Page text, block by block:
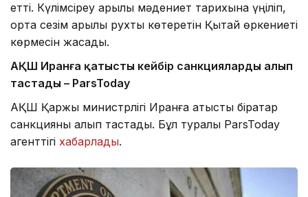
етті. Күлімсіреу арқылы мәдениет тарихына үңіліп,
ортақ сезім арқылы рухты көтеретін Қытай өркениеті
көрмесін жасады.
АҚШ Иранға қатысты кейбір санкцияларды алып
тастады – ParsToday
АҚШ Қаржы министрлігі Иранға қатысты бірқатар
санкцияны алып тастады. Бұл туралы ParsToday
агенттігі хабарлады.